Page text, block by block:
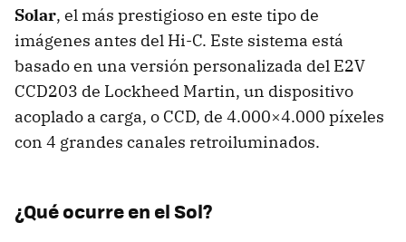
Solar, el más prestigioso en este tipo de
imágenes antes del Hi-C. Este sistema está
basado en una versión personalizada del E2V
CCD203 de Lockheed Martin, un dispositivo
acoplado a carga, o CCD, de 4.000×4.000 píxeles
con 4 grandes canales retroiluminados.
¿Qué ocurre en el Sol?